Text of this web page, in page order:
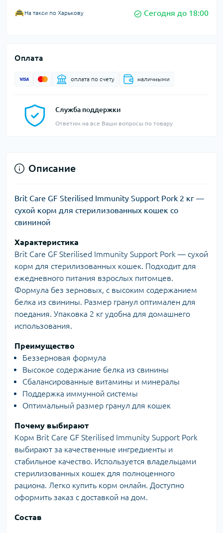
На такси по Харькову Сегодня до 18:00
Оплата
оплата по счету наличными
Служба поддержки
Ответим на все Ваши вопросы по товару
Описание
Brit Care GF Sterilised Immunity Support Pork 2 кг —
сухой корм для стерилизованных кошек со
свининой
Характеристика
Brit Care GF Sterilised Immunity Support Pork — сухой
корм для стерилизованных кошек. Подходит для
ежедневного питания взрослых питомцев.
Формула без зерновых, с высоким содержанием
белка из свинины. Размер гранул оптимален для
поедания. Упаковка 2 кг удобна для домашнего
использования.
Преимущество
Беззерновая формула
Высокое содержание белка из свинины
Сбалансированные витамины и минералы
Поддержка иммунной системы
Оптимальный размер гранул для кошек
Почему выбирают
Корм Brit Care GF Sterilised Immunity Support Pork
выбирают за качественные ингредиенты и
стабильное качество. Используется владельцами
стерилизованных кошек для полноценного
рациона. Легко купить корм онлайн. Доступно
оформить заказ с доставкой на дом.
Состав